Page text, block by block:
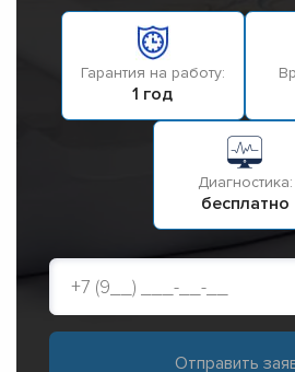
Гарантия на работу:
1 год
Диагностика:
бесплатно